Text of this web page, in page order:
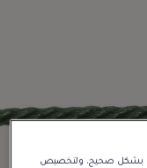
بشكل صحيح، ولتخصيص